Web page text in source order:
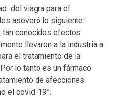
del viagra para el
aseveró lo siguiente:
tan conocidos efectos
llevaron a la industria a
el tratamiento de la
lo tanto es un fármaco
de afecciones
el covid-19”.